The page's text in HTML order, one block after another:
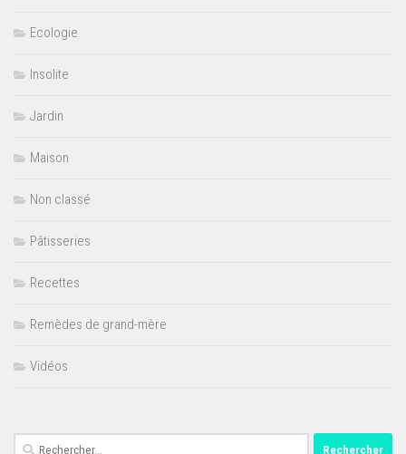
Ecologie
Insolite
Jardin
Maison
Non classé
Pâtisseries
Recettes
Remèdes de grand-mère
Vidéos
Rechercher :